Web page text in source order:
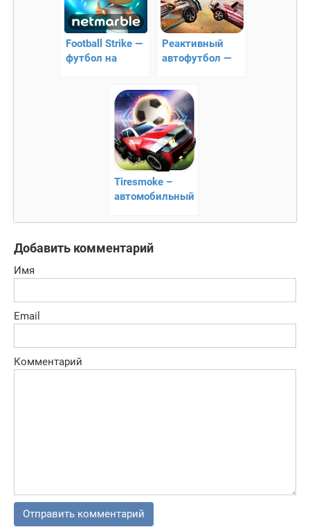
Football Strike —
футбол на
Реактивный
автофутбол —
Tiresmoke –
автомобильный
Добавить комментарий
Имя
Email
Комментарий